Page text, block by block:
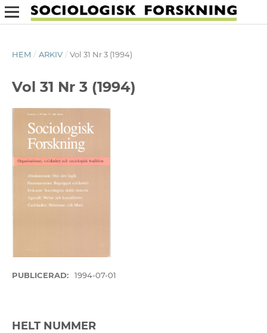
HEM / ARKIV / Vol 31 Nr 3 (1994)
Vol 31 Nr 3 (1994)
PUBLICERAD: 1994-07-01
HELT NUMMER